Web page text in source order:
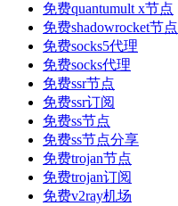
免费quantumult x节点
免费shadowrocket节点
免费socks5代理
免费socks代理
免费ssr节点
免费ssr订阅
免费ss节点
免费ss节点分享
免费trojan节点
免费trojan订阅
免费v2ray机场